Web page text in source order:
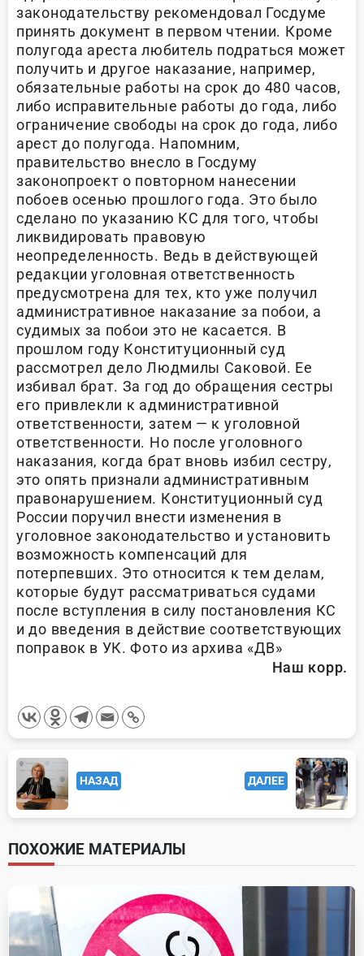
законодательству рекомендовал Госдуме
принять документ в первом чтении. Кроме
полугода ареста любитель подраться может
получить и другое наказание, например,
обязательные работы на срок до 480 часов,
либо исправительные работы до года, либо
ограничение свободы на срок до года, либо
арест до полугода. Напомним,
правительство внесло в Госдуму
законопроект о повторном нанесении
побоев осенью прошлого года. Это было
сделано по указанию КС для того, чтобы
ликвидировать правовую
неопределенность. Ведь в действующей
редакции уголовная ответственность
предусмотрена для тех, кто уже получил
административное наказание за побои, а
судимых за побои это не касается. В
прошлом году Конституционный суд
рассмотрел дело Людмилы Саковой. Ее
избивал брат. За год до обращения сестры
его привлекли к административной
ответственности, затем — к уголовной
ответственности. Но после уголовного
наказания, когда брат вновь избил сестру,
это опять признали административным
правонарушением. Конституционный суд
России поручил внести изменения в
уголовное законодательство и установить
возможность компенсаций для
потерпевших. Это относится к тем делам,
которые будут рассматриваться судами
после вступления в силу постановления КС
и до введения в действие соответствующих
поправок в УК. Фото из архива «ДВ»
Наш корр.
<span
class="nav-
subtitle
screen-
reader-
text">Page</span>
НАЗАД ДАЛЕЕ
ПОХОЖИЕ МАТЕРИАЛЫ